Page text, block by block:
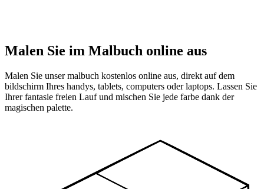
Malen Sie im Malbuch online aus
Malen Sie unser malbuch kostenlos online aus, direkt auf dem
bildschirm Ihres handys, tablets, computers oder laptops. Lassen Sie
Ihrer fantasie freien Lauf und mischen Sie jede farbe dank der
magischen palette.